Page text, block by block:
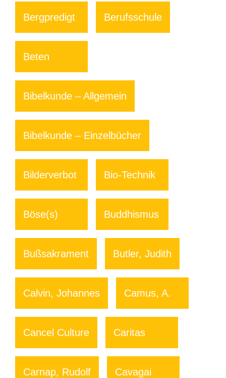
Bergpredigt Berufsschule
Beten
Bibelkunde – Allgemein
Bibelkunde – Einzelbücher
Bilderverbot Bio-Technik
Böse(s) Buddhismus
Bußsakrament Butler, Judith
Calvin, Johannes Camus, A.
Cancel Culture Caritas
Carnap, Rudolf Cavagai